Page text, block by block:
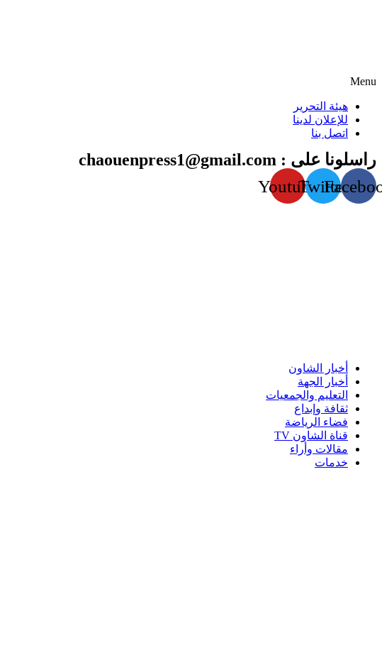
Menu
هيئة التحرير
للإعلان لدينا
اتصل بنا
راسلونا على : chaouenpress1@gmail.com
Twitter
Youtube
أخبار الشاون
أخبار الجهة
التعليم والجمعيات
ثقافة وإبداع
فضاء الرياضة
قناة الشاون TV
مقالات وأراء
خدمات